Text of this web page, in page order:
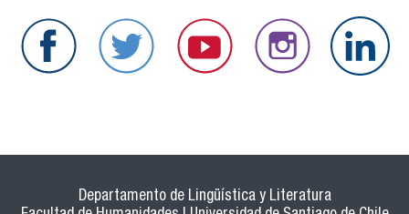
Departamento de Lingüística y Literatura